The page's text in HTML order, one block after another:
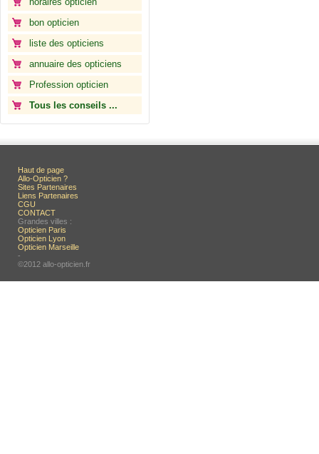
bon opticien
liste des opticiens
annuaire des opticiens
Profession opticien
Tous les conseils ...
Haut de page
Allo-Opticien ?
Sites Partenaires
Liens Partenaires
CGU
CONTACT
Grandes villes :
Opticien Paris
Opticien Lyon
Opticien Marseille
-
©2012 allo-opticien.fr